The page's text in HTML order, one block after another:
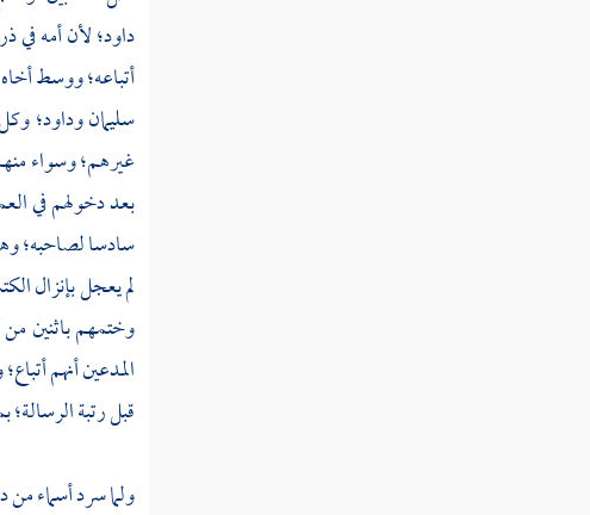
داود؛ لأن أمه في
أتباعه؛ ووسط أخاه
سليمانوداود؛
غيرهم؛ وسواء
بعد دخولهم في
سادسا لصاحبه؛
لم يعجل بإنزال
وختمهم باثنين من
المدعين أنهم
قبل رتبة الرسالة؛
ولما سرد أسماء